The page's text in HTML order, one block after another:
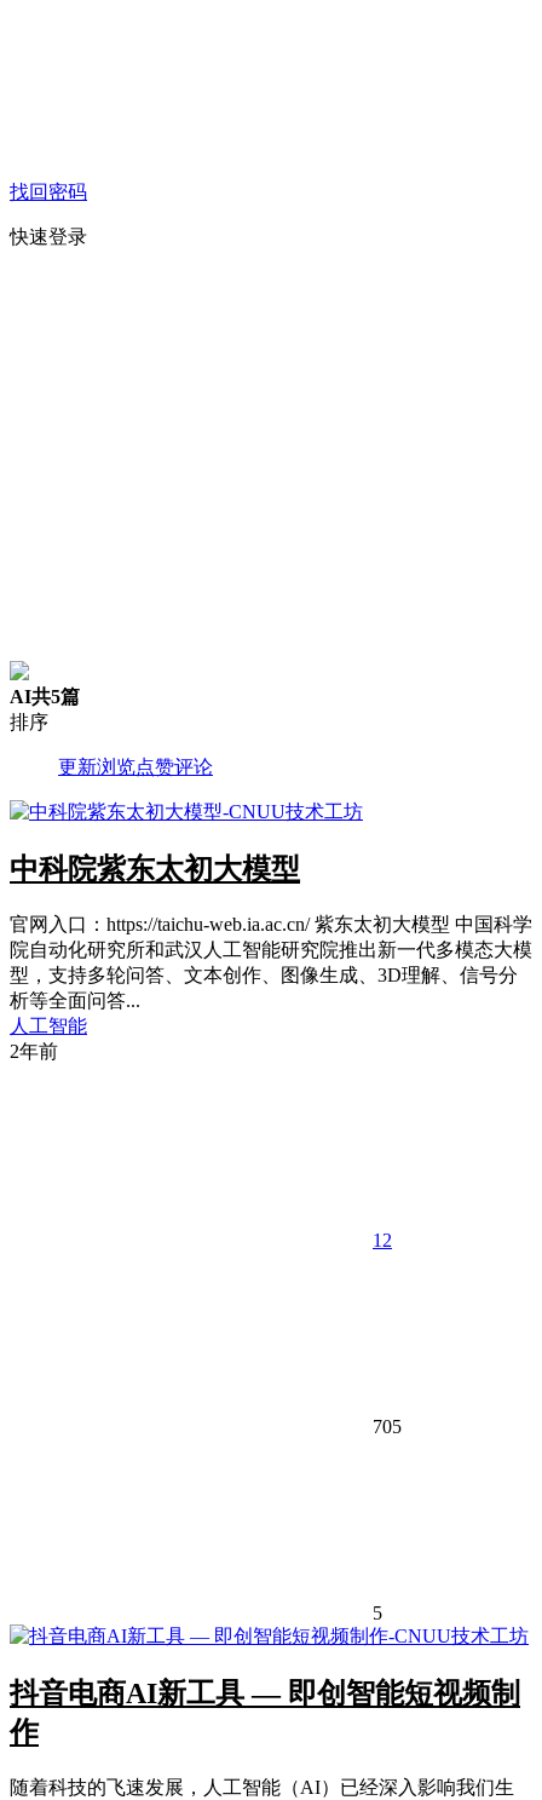
找回密码
快速登录
AI共5篇
排序
更新浏览点赞评论
中科院紫东太初大模型
官网入口：https://taichu-web.ia.ac.cn/ 紫东太初大模型 中国科学
院自动化研究所和武汉人工智能研究院推出新一代多模态大模
型，支持多轮问答、文本创作、图像生成、3D理解、信号分
析等全面问答...
人工智能
2年前
12
705
5
抖音电商AI新工具 — 即创智能短视频制
作
随着科技的飞速发展，人工智能（AI）已经深入影响我们生